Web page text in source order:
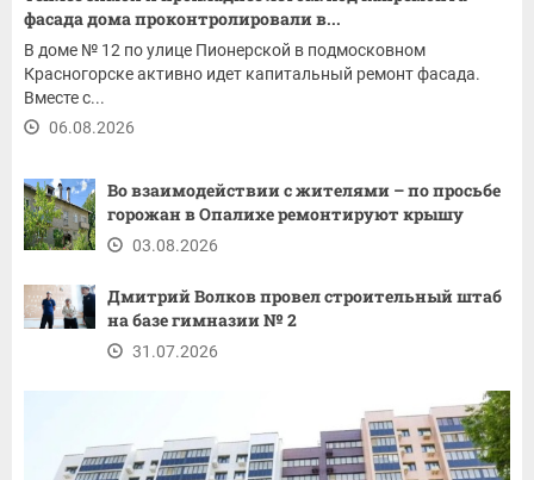
фасада дома проконтролировали в...
В доме № 12 по улице Пионерской в подмосковном
Красногорске активно идет капитальный ремонт фасада.
Вместе с...
06.08.2026
Во взаимодействии с жителями – по просьбе
горожан в Опалихе ремонтируют крышу
03.08.2026
Дмитрий Волков провел строительный штаб
на базе гимназии № 2
31.07.2026